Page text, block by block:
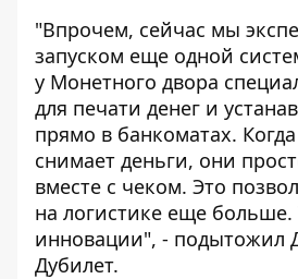
"Впрочем, сейчас мы
запуском еще одной
у Монетного двора
для печати денег и
прямо в банкоматах.
снимает деньги, они
вместе с чеком. Это
на логистике еще больше.
инновации", - подытожил
Дубилет.